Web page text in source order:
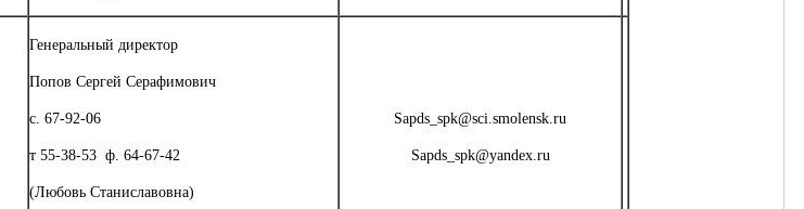
Генеральный директор
Попов Сергей Серафимович
с. 67-92-06
т 55-38-53 ф. 64-67-42
(Любовь Станиславовна)
Sapds_spk@sci.smolensk.ru
Sapds_spk@yandex.ru